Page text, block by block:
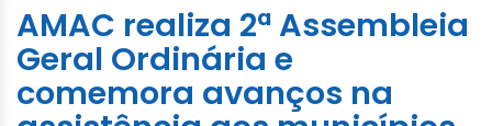
AMAC realiza 2ª Assembleia
Geral Ordinária e
comemora avanços na